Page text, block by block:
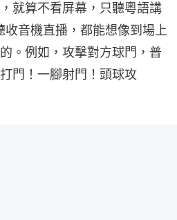
就算不看屏幕，只聽粵語講
音機直播，都能想像到場上
。例如，攻擊對方球門，普
門！一腳射門！頭球攻